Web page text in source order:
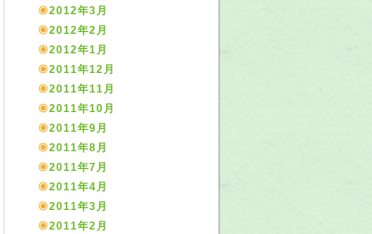
2012年3月
2012年2月
2012年1月
2011年12月
2011年11月
2011年10月
2011年9月
2011年8月
2011年7月
2011年4月
2011年3月
2011年2月